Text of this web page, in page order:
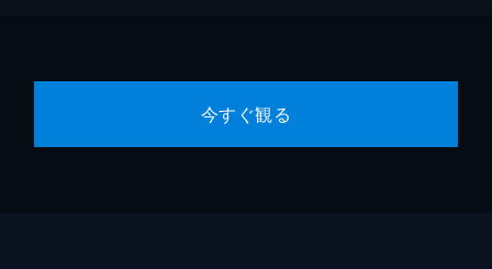
今すぐ観る